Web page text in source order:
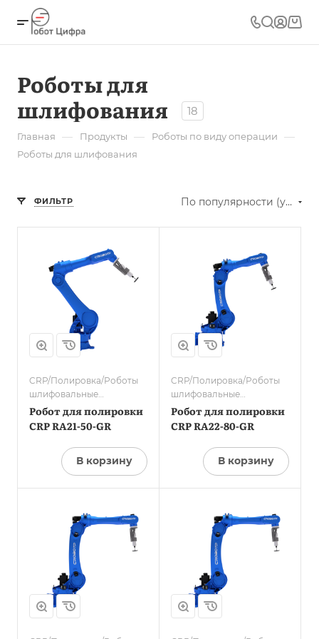
Роботы для
шлифования
18
Главная — Продукты — Роботы по виду операции —
Роботы для шлифования
ФИЛЬТР По популярности (убывание)
CRP/Полировка/Роботы
шлифовальные
(полировщики)/
Шлифовка
Робот для полировки
CRP RA21-50-GR
В корзину
Применение
Полировка,
Шлифовка
Грузоподъемность,
Радиус действия, мм
2200
Количество осей
6
Точность
повторного
мм
0,08
CRP/Полировка/Роботы
шлифовальные
(полировщики)/
Шлифовка
Робот для полировки
CRP RA22-80-GR
В корзину
CRP
Применение
Полировка,
Шлифовка
Грузоподъемность,
кг
80